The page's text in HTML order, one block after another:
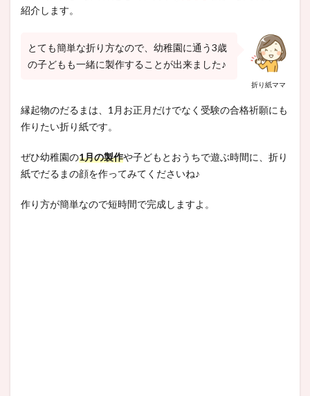
紹介します。
折り紙ママ
とても簡単な折り方なので、幼稚園に通う3歳
の子どもも一緒に製作することが出来ました♪
縁起物のだるまは、1月お正月だけでなく受験の合格祈願にも
作りたい折り紙です。
ぜひ幼稚園の1月の製作や子どもとおうちで遊ぶ時間に、折り
紙でだるまの顔を作ってみてくださいね♪
作り方が簡単なので短時間で完成しますよ。